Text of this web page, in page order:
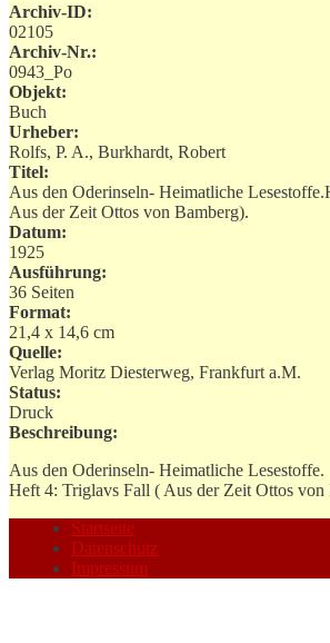
Archiv-ID:
02105
Archiv-Nr.:
0943_Po
Objekt:
Buch
Urheber:
Rolfs, P. A., Burkhardt, Robert
Titel:
Aus den Oderinseln- Heimatliche
Aus der Zeit Ottos von Bamberg).
Datum:
1925
Ausführung:
36 Seiten
Format:
21,4 x 14,6 cm
Quelle:
Verlag Moritz Diesterweg, Frankfurt a.M.
Status:
Druck
Beschreibung:
Aus den Oderinseln- Heimatliche Lesestoffe.
Heft 4: Triglavs Fall ( Aus der Zeit Ottos von
Startseite
Datenschutz
Impressum